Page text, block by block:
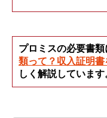
プロミスの必要書類
類って？収入証明
しく解説しています